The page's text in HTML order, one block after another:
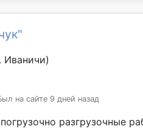
Иваничи)
на сайте 9 дней назад
разгрузочные